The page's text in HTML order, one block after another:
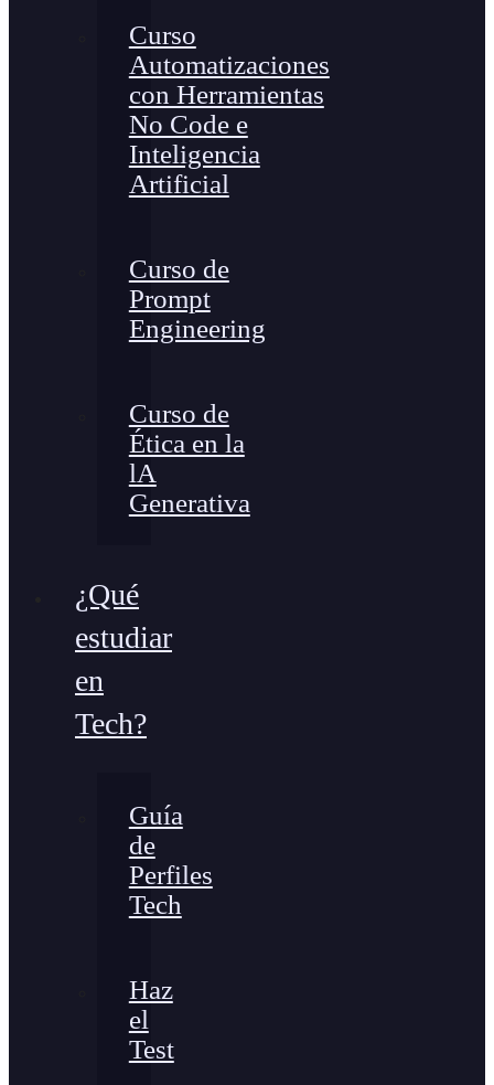
Curso
Automatizaciones
con Herramientas
No Code e
Inteligencia
Artificial
Curso de
Prompt
Engineering
Curso de
Ética en la
lA
Generativa
¿Qué
estudiar
en
Tech?
Guía
de
Perfiles
Tech
Haz
el
Test